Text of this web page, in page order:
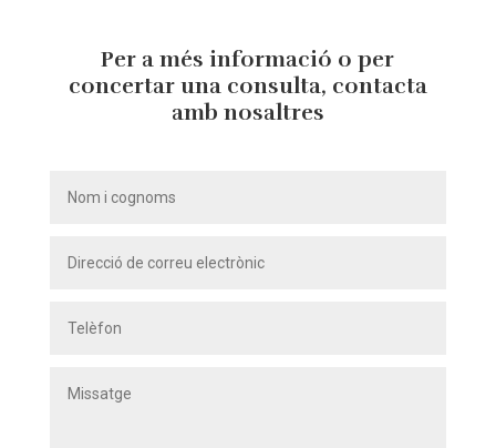
Per a més informació o per
concertar una consulta, contacta
amb nosaltres